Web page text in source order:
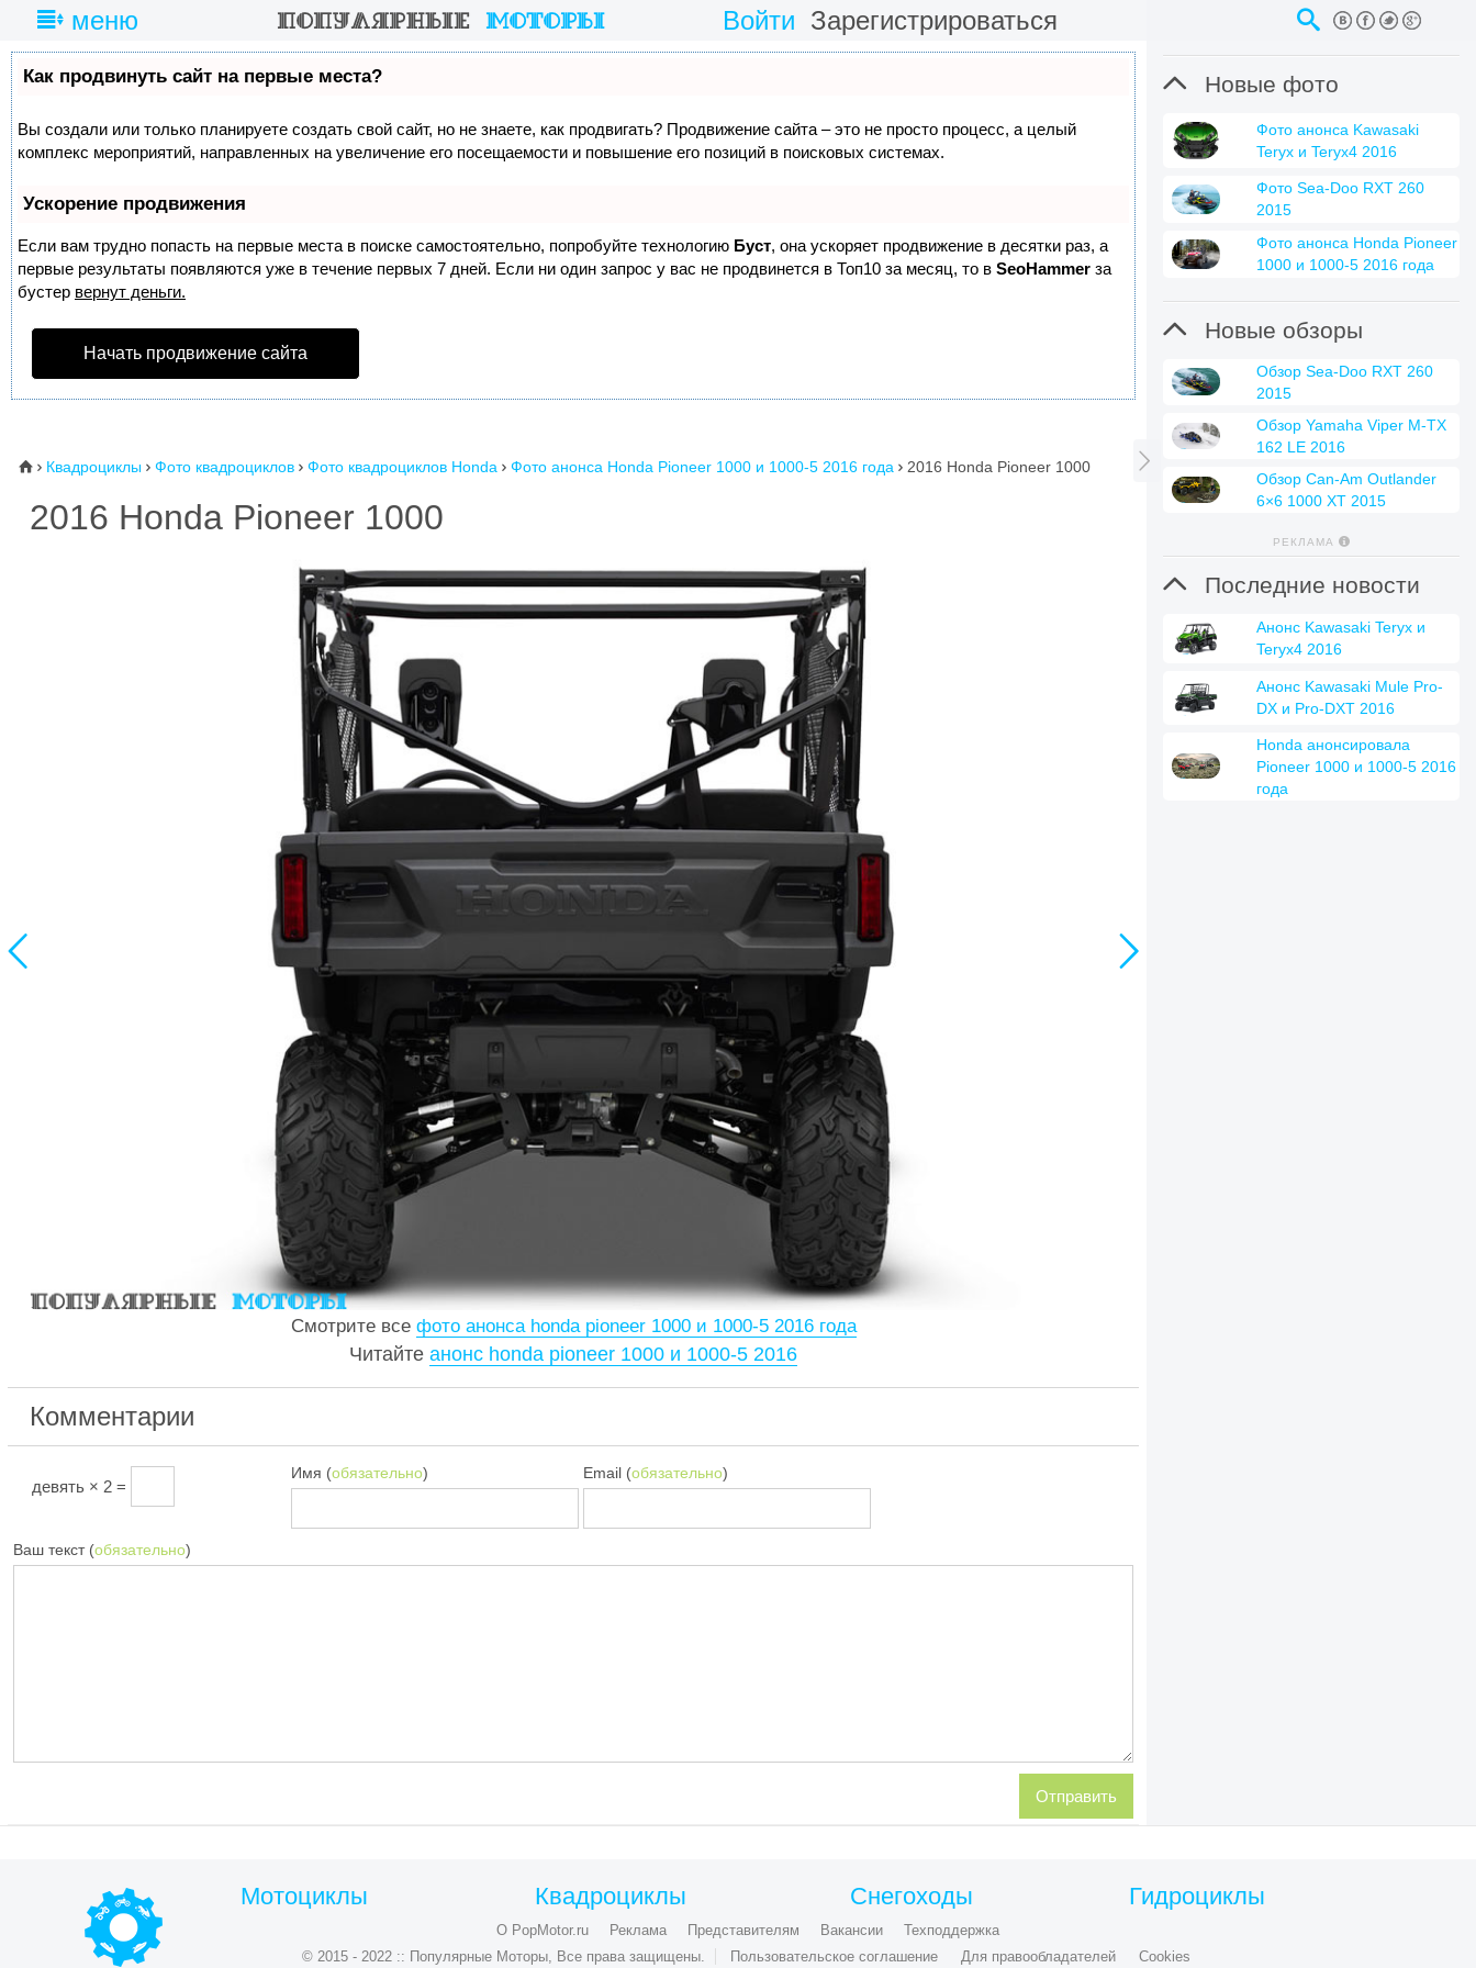
меню Войти Зарегистрироваться
Как продвинуть сайт на первые места?
Вы создали или только планируете создать свой сайт, но не знаете, как продвигать? Продвижение сайта – это не просто процесс, а целый
комплекс мероприятий, направленных на увеличение его посещаемости и повышение его позиций в поисковых системах.
Ускорение продвижения
Если вам трудно попасть на первые места в поиске самостоятельно, попробуйте технологию Буст, она ускоряет продвижение в десятки раз, а
первые результаты появляются уже в течение первых 7 дней. Если ни один запрос у вас не продвинется в Топ10 за месяц, то в SeoHammer за
бустер вернут деньги.
Начать продвижение сайта
⌂  Квадроциклы  Фото квадроциклов  Фото квадроциклов Honda  Фото анонса Honda Pioneer 1000 и 1000-5 2016 года  2016 Honda Pioneer 1000
2016 Honda Pioneer 1000
 
Смотрите все фото анонса honda pioneer 1000 и 1000-5 2016 года
Читайте анонс honda pioneer 1000 и 1000-5 2016
Комментарии
Имя (обязательно) Email (обязательно)
девять × 2 =
Ваш текст (обязательно)

 Новые фото
Фото анонса Kawasaki
Teryx и Teryx4 2016
Фото Sea-Doo RXT 260
2015
Фото анонса Honda Pioneer
1000 и 1000-5 2016 года
 Новые обзоры
Обзор Sea-Doo RXT 260
2015
Обзор Yamaha Viper M-TX
162 LE 2016
Обзор Can-Am Outlander
6×6 1000 XT 2015
РЕКЛАМА
 Последние новости
Анонс Kawasaki Teryx и
Teryx4 2016
Анонс Kawasaki Mule Pro-
DX и Pro-DXT 2016
Honda анонсировала
Pioneer 1000 и 1000-5 2016
года
Мотоциклы Квадроциклы Снегоходы Гидроциклы
О PopMotor.ru Реклама Представителям Вакансии
Техподдержка
© 2015 - 2022 :: Популярные Моторы, Все права защищены.
Пользовательское соглашение Для правообладателей Cookies